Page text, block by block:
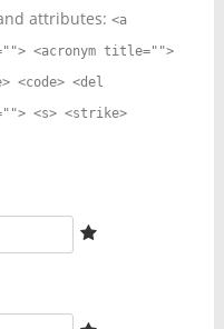
attributes: <a
<acronym title="">
<code> <del
<s> <strike>